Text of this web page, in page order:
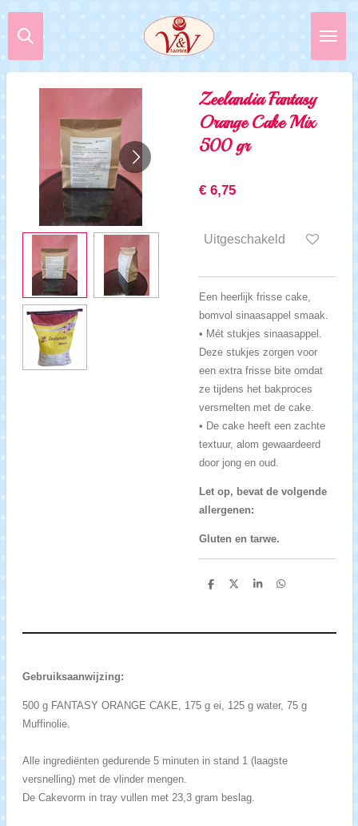
Ga
direct
de
hoofdinhoud
Zeelandia Fantasy
Orange Cake Mix
500 gr
€ 6,75
Uitgeschakeld
Een heerlijk frisse cake,
bomvol sinaasappel smaak.
• Mét stukjes sinaasappel.
Deze stukjes zorgen voor
een extra frisse bite omdat
ze tijdens het bakproces
versmelten met de cake.
• De cake heeft een zachte
textuur, alom gewaardeerd
door jong en oud.
Let op, bevat de volgende
allergenen:
Gluten en tarwe.
D
D
S
D
Gebruiksaanwijzing:
500 g FANTASY ORANGE CAKE, 175 g ei, 125 g water, 75 g
Muffinolie.
Alle ingrediënten gedurende 5 minuten in stand 1 (laagste
versnelling) met de vlinder mengen.
De Cakevorm in tray vullen met 23,3 gram beslag.